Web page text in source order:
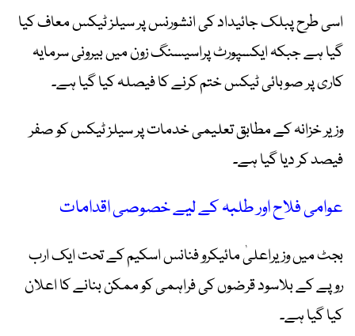
اسی طرح پبلک جائیداد کی انشورنس پر سیلز ٹیکس معاف کیا
گیا ہے جبکہ ایکسپورٹ پراسیسنگ زون میں بیرونی سرمایہ
کاری پر صوبائی ٹیکس ختم کرنے کا فیصلہ کیا گیا ہے۔
وزیر خزانہ کے مطابق تعلیمی خدمات پر سیلز ٹیکس کو صفر
فیصد کر دیا گیا ہے۔
عوامی فلاح اور طلبہ کے لیے خصوصی اقدامات
بجٹ میں وزیراعلیٰ مائیکرو فنانس اسکیم کے تحت ایک ارب
روپے کے بلاسود قرضوں کی فراہمی کو ممکن بنانے کا اعلان
کیا گیا ہے۔